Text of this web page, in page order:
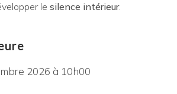
le silence intérieur.
2026 à 10h00